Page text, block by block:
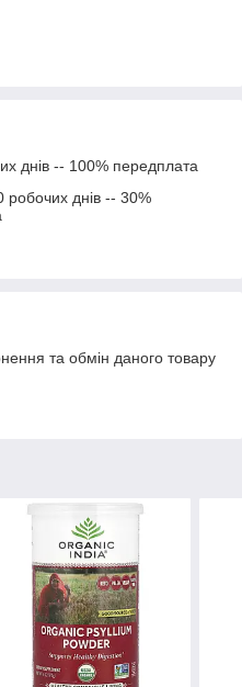
днів -- 100% передплата
днів -- 30%
та обмін даного товару